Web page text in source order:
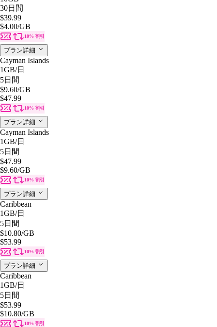
30日間
$39.99
$4.00/GB
10% 割引
プラン詳細
Cayman Islands
1GB/日
5日間
$9.60/GB
$47.99
10% 割引
プラン詳細
Cayman Islands
1GB/日
5日間
$47.99
$9.60/GB
10% 割引
プラン詳細
Caribbean
1GB/日
5日間
$10.80/GB
$53.99
10% 割引
プラン詳細
Caribbean
1GB/日
5日間
$53.99
$10.80/GB
10% 割引